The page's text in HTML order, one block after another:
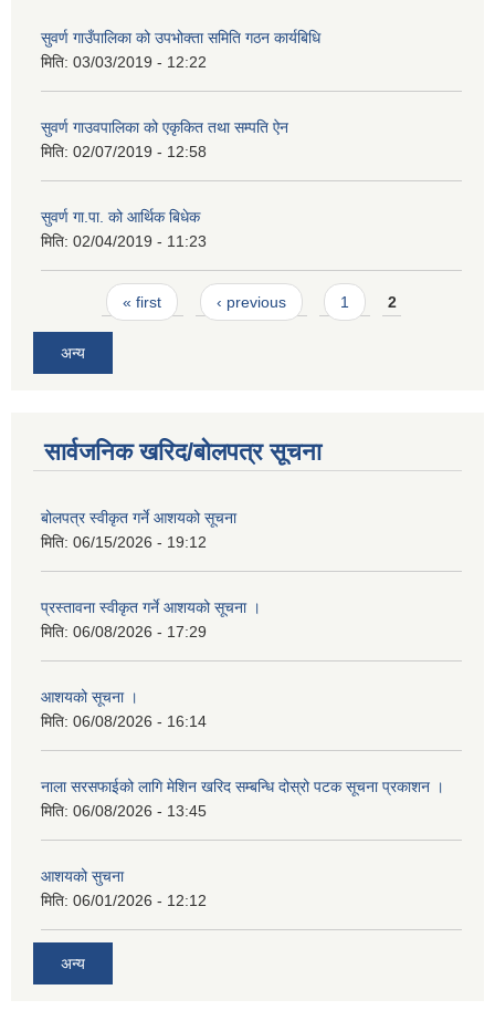
सुवर्ण गाउँपालिका को उपभोक्ता समिति गठन कार्यबिधि
मिति: 03/03/2019 - 12:22
सुवर्ण गाउवपालिका को एकृकित तथा सम्पति ऐन
मिति: 02/07/2019 - 12:58
सुवर्ण गा.पा. को आर्थिक बिधेक
मिति: 02/04/2019 - 11:23
Pages« first ‹ previous 1 2
अन्य
सार्वजनिक खरिद/बोलपत्र सूचना
बोलपत्र स्वीकृत गर्ने आशयको सूचना
मिति: 06/15/2026 - 19:12
प्रस्तावना स्वीकृत गर्ने आशयको सूचना ।
मिति: 06/08/2026 - 17:29
आशयको सूचना ।
मिति: 06/08/2026 - 16:14
नाला सरसफाईको लागि मेशिन खरिद सम्बन्धि दोस्रो पटक सूचना प्रकाशन ।
मिति: 06/08/2026 - 13:45
आशयको सुचना
मिति: 06/01/2026 - 12:12
अन्य